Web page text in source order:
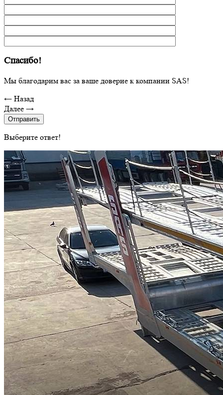
Спасибо!
Мы благодарим вас за ваше доверие к компании SAS!
← Назад
Далее →
Отправить
Выберите ответ!